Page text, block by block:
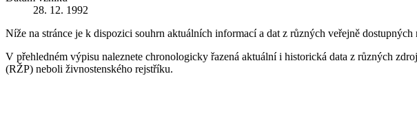
28. 12. 1992
Níže na stránce je k dispozici souhrn aktuálních informací a dat z různých veřejně
V přehledném výpisu naleznete chronologicky řazená aktuální i historická data z různých
(RŽP) neboli živnostenského rejstříku.